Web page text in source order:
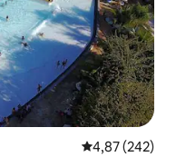
Gemiddelde
4,87 (242)